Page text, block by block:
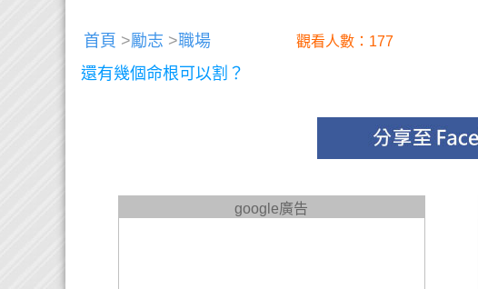
首頁 >勵志 >職場 觀看人數：177
還有幾個命根可以割？
google廣告